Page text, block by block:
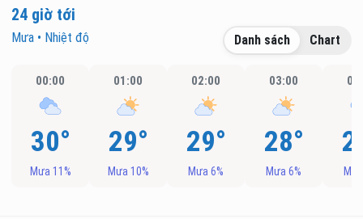
24 giờ tới
Mưa • Nhiệt độ Danh sách Chart
00:00
30°
Mưa 11%
01:00
29°
Mưa 10%
02:00
29°
Mưa 6%
03:00
28°
Mưa 6%